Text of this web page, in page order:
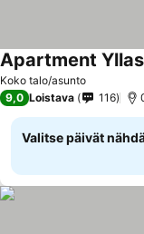
Koko talo/asunto
Apartment
9,0 Loistava 116
Valitse päivät